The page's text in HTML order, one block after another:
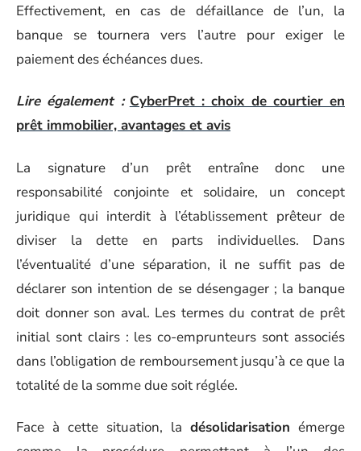
Effectivement, en cas de défaillance de l’un, la
banque se tournera vers l’autre pour exiger le
paiement des échéances dues.
Lire également : CyberPret : choix de courtier en
prêt immobilier, avantages et avis
La signature d’un prêt entraîne donc une
responsabilité conjointe et solidaire, un concept
juridique qui interdit à l’établissement prêteur de
diviser la dette en parts individuelles. Dans
l’éventualité d’une séparation, il ne suffit pas de
déclarer son intention de se désengager ; la banque
doit donner son aval. Les termes du contrat de prêt
initial sont clairs : les co-emprunteurs sont associés
dans l’obligation de remboursement jusqu’à ce que la
totalité de la somme due soit réglée.
Face à cette situation, la désolidarisation émerge